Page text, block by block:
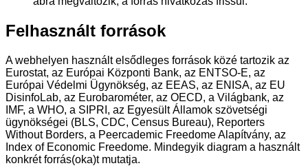
Felhasznált források
A webhelyen használt elsődleges források közé tartozik az
Eurostat, az Európai Központi Bank, az ENTSO-E, az
Európai Védelmi Ügynökség, az EEAS, az ENISA, az EU
DisinfoLab, az Eurobarométer, az OECD, a Világbank, az
IMF, a WHO, a SIPRI, az Egyesült Államok szövetségi
ügynökségei (BLS, CDC, Census Bureau), Reporters
Without Borders, a Peercademic Freedome Alapítvány, az
Index of Economic Freedome. Mindegyik diagram a használt
konkrét forrás(oka)t mutatja.